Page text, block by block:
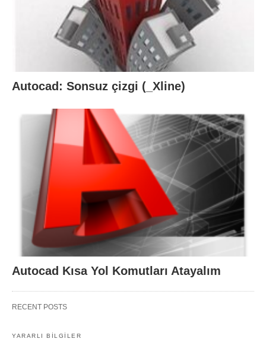
Autocad: Sonsuz çizgi (_Xline)
Autocad Kısa Yol Komutları Atayalım
RECENT POSTS
YARARLI BİLGİLER